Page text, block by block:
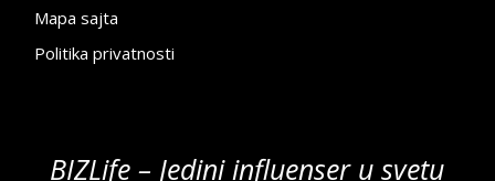
Mapa sajta
Politika privatnosti
BIZLife – Jedini influenser u svetu